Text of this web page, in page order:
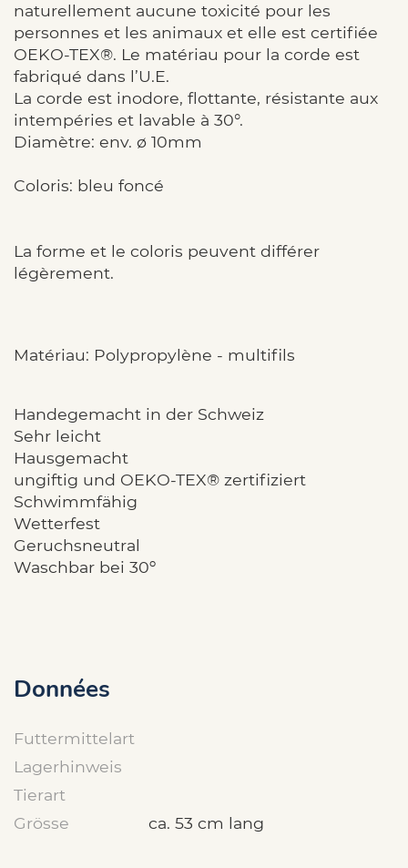
naturellement aucune toxicité pour les
personnes et les animaux et elle est certifiée
OEKO-TEX®. Le matériau pour la corde est
fabriqué dans l’U.E.
La corde est inodore, flottante, résistante aux
intempéries et lavable à 30°.
Diamètre: env. ø 10mm
Coloris: bleu foncé
La forme et le coloris peuvent différer
légèrement.
Matériau: Polypropylène - multifils
Handegemacht in der Schweiz
Sehr leicht
Hausgemacht
ungiftig und OEKO-TEX® zertifiziert
Schwimmfähig
Wetterfest
Geruchsneutral
Waschbar bei 30º
Données
Futtermittelart
Lagerhinweis
Tierart
Grösse
ca. 53 cm lang